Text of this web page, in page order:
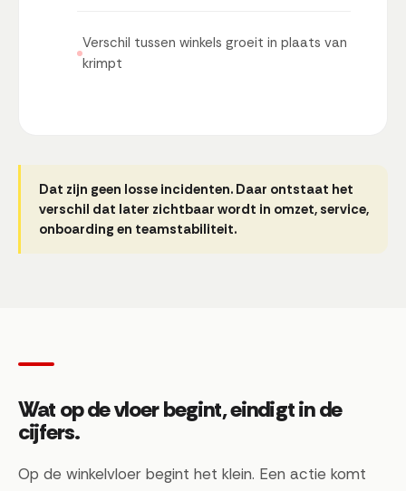
Verschil tussen winkels groeit in plaats van
krimpt
Dat zijn geen losse incidenten. Daar ontstaat het
verschil dat later zichtbaar wordt in omzet, service,
onboarding en teamstabiliteit.
Wat op de vloer begint, eindigt in de
cijfers.
Op de winkelvloer begint het klein. Een actie komt